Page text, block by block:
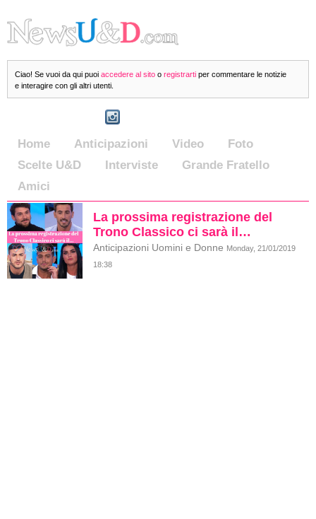
Ciao! Se vuoi da qui puoi accedere al sito o registrarti per commentare le notizie
e interagire con gli altri utenti.
Home Anticipazioni Video
Foto
Scelte U&D
Interviste
Grande Fratello
Amici
La prossima registrazione del
Trono Classico ci sarà il…
Anticipazioni Uomini e Donne Monday, 21/01/2019
18:38